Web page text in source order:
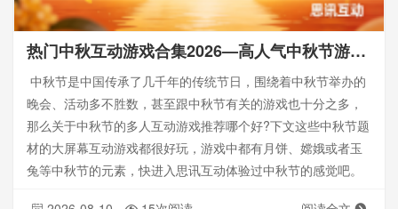
热门中秋互动游戏合集2026—高人气中秋节游戏盘点
中秋节是中国传承了几千年的传统节日，围绕着中秋节举办的
晚会、活动多不胜数，甚至跟中秋节有关的游戏也十分之多，
那么关于中秋节的多人互动游戏推荐哪个好?下文这些中秋节题
材的大屏幕互动游戏都很好玩，游戏中都有月饼、嫦娥或者玉
兔等中秋节的元素，快进入思讯互动体验过中秋节的感觉吧。